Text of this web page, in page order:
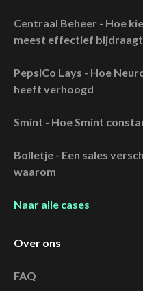
Centraal Beheer - Hoe
meest effectief bijdraagt
PepsiCo Lays - Hoe
heeft verhoogd
Smint - Hoe Smint
Bolletje - Een sales
waarom
Naar alle cases
Over ons
FAQ